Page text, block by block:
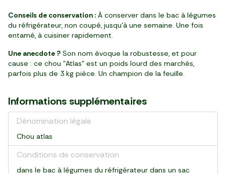
Conseils de conservation : À conserver dans le bac à légumes
du réfrigérateur, non coupé, jusqu’à une semaine. Une fois
entamé, à cuisiner rapidement.
Une anecdote ? Son nom évoque la robustesse, et pour
cause : ce chou “Atlas” est un poids lourd des marchés,
parfois plus de 3 kg pièce. Un champion de la feuille.
Informations supplémentaires
Dénomination légale
Chou atlas
Conditions de conservation
dans le bac à légumes du réfrigérateur dans un sac